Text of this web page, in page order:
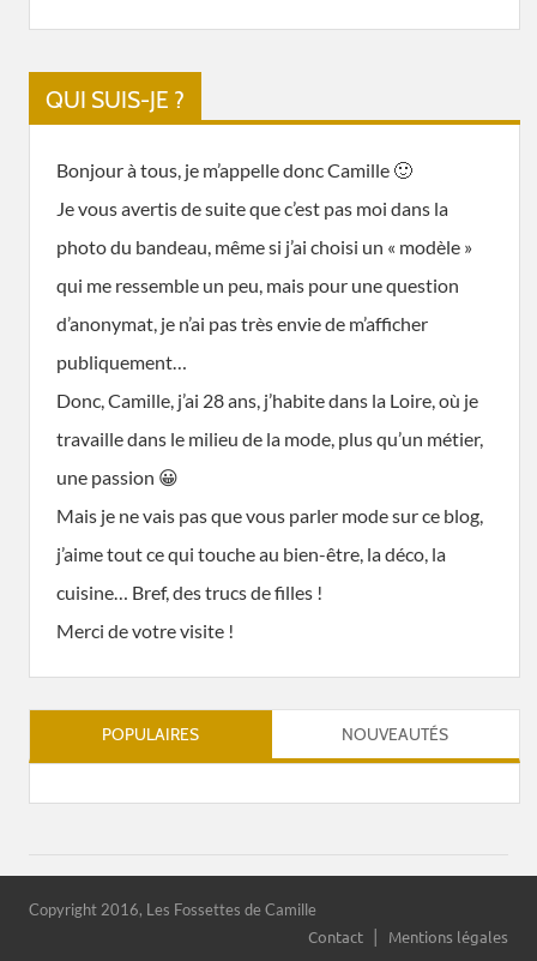
QUI SUIS-JE ?
Bonjour à tous, je m’appelle donc Camille 🙂
Je vous avertis de suite que c’est pas moi dans la
photo du bandeau, même si j’ai choisi un « modèle »
qui me ressemble un peu, mais pour une question
d’anonymat, je n’ai pas très envie de m’afficher
publiquement…
Donc, Camille, j’ai 28 ans, j’habite dans la Loire, où je
travaille dans le milieu de la mode, plus qu’un métier,
une passion 😀
Mais je ne vais pas que vous parler mode sur ce blog,
j’aime tout ce qui touche au bien-être, la déco, la
cuisine… Bref, des trucs de filles !
Merci de votre visite !
POPULAIRES NOUVEAUTÉS
Copyright 2016, Les Fossettes de Camille
Contact Mentions légales